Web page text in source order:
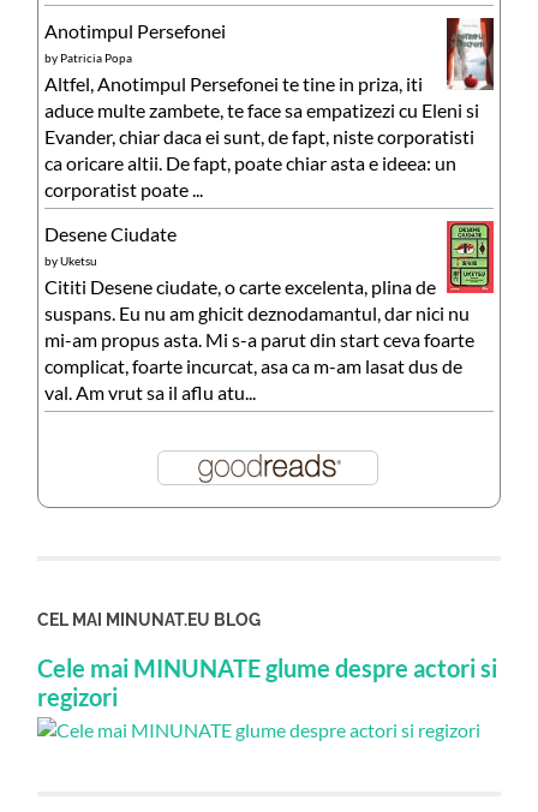
Anotimpul Persefonei
by Patricia Popa
Altfel, Anotimpul Persefonei te tine in priza, iti
aduce multe zambete, te face sa empatizezi cu Eleni si
Evander, chiar daca ei sunt, de fapt, niste corporatisti
ca oricare altii. De fapt, poate chiar asta e ideea: un
corporatist poate ...
Desene Ciudate
byUketsu
Cititi Desene ciudate, o carte excelenta, plina de
suspans. Eu nu am ghicit deznodamantul, dar nici nu
mi-am propus asta. Mi s-a parut din start ceva foarte
complicat, foarte incurcat, asa ca m-am lasat dus de
val. Am vrut sa il aflu atu...
CEL MAI MINUNAT.EU BLOG
Cele mai MINUNATE glume despre actori si
regizori